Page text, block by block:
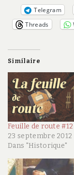
Telegram
Threads
Similaire
Feuille de route #12
23 septembre 2012
Dans "Historique"